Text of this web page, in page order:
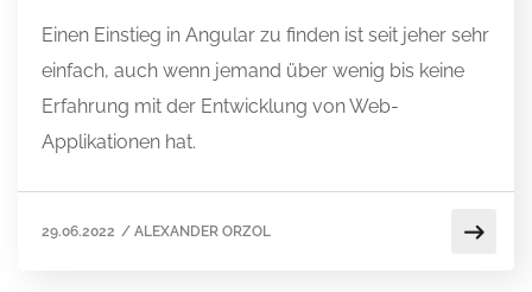
Einen Einstieg in Angular zu finden ist seit jeher sehr
einfach, auch wenn jemand über wenig bis keine
Erfahrung mit der Entwicklung von Web-
Applikationen hat.
29.06.2022 / ALEXANDER ORZOL